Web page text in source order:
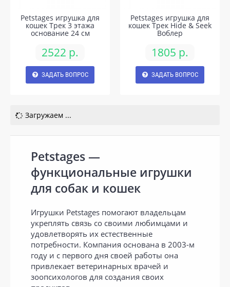
Petstages игрушка для
кошек Трек 3 этажа
основание 24 см
2522 р.
ЗАДАТЬ ВОПРОС
Petstages игрушка для
кошек Трек Hide & Seek
Воблер
1805 р.
ЗАДАТЬ ВОПРОС
Загружаем ...
Petstages —
функциональные игрушки
для собак и кошек
Игрушки Petstages помогают владельцам
укреплять связь со своими любимцами и
удовлетворять их естественные
потребности. Компания основана в 2003-м
году и с первого дня своей работы она
привлекает ветеринарных врачей и
зоопсихологов для создания своих